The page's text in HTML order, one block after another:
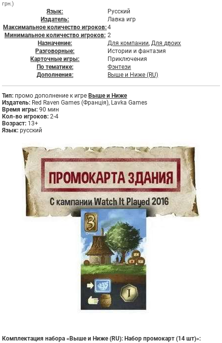
грн.)
Язык:
Русский
Издатель:
Лавка игр
Максимальное количество игроков:4
Минимальное количество игроков: 2
Назначение:
Для компании,Для двоих
Разговорные:
Истории и фантазия
Карточные игры:
Приключения
По тематике:
Фэнтези
Дополнения:
Выше и Ниже (RU)
Тип: промо дополнение к игре Выше и Ниже
Издатель: Red Raven Games (Франція), Lavka Games
Время игры: 90 мин
Кол-во игроков: 2-4
Возраст: 13+
Язык: русский
Комплектация набора «Выше и Ниже (RU): Набор промокарт (14 шт)»: